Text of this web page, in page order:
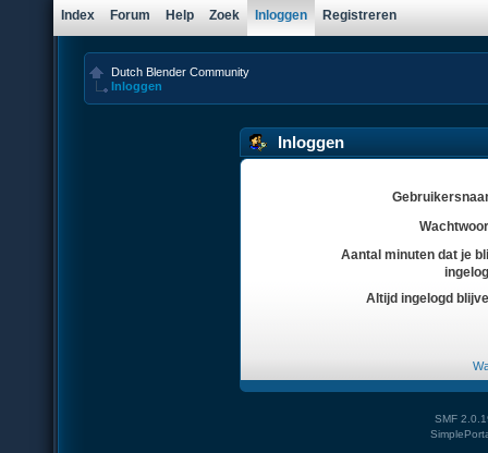
Index Forum Help Zoek Inloggen Registreren
Dutch Blender Community
Inloggen
Inloggen
Aantal minuten dat je
Altijd ingelogd
SMF